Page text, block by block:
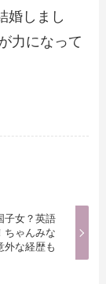
婚しまし
力になって
子女？英語
ちゃんみな
外な経歴も